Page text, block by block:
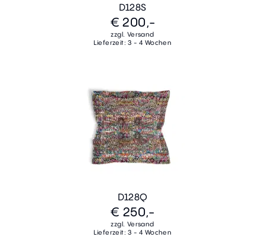
D128S
€ 200,-
zzgl. Versand
Lieferzeit: 3 - 4 Wochen
D128Q
€ 250,-
zzgl. Versand
Lieferzeit: 3 - 4 Wochen